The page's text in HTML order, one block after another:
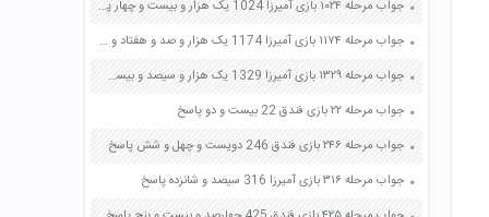
جواب مرحله ۱۰۲۴ بازی آمیرزا 1024 یک هزار و بیست و چهار پاسخ
جواب مرحله ۱۱۷۴ بازی آمیرزا 1174 یک هزار و صد و هفتاد و چهار پاسخ
جواب مرحله ۱۳۲۹ بازی آمیرزا 1329 یک هزار و سیصد و بیست و نه پاسخ
جواب مرحله ۲۲ بازی فندق 22 بیست و دو پاسخ
جواب مرحله ۲۴۶ بازی فندق 246 دویست و چهل و شش پاسخ
جواب مرحله ۳۱۶ بازی آمیرزا 316 سیصد و شانزده پاسخ